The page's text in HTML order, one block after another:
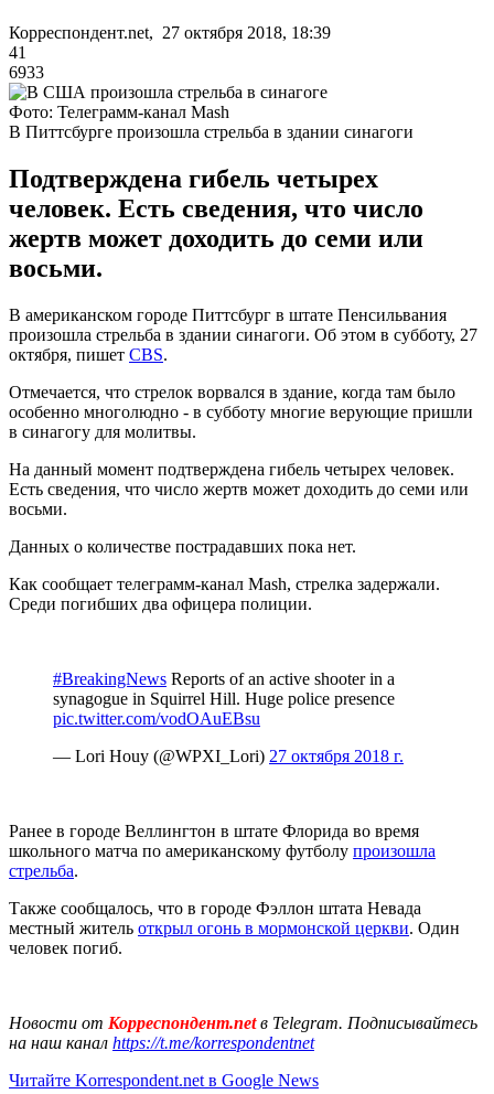
Корреспондент.net, 27 октября 2018, 18:39
41
6933
Фото: Телеграмм-канал Mash
В Питтсбурге произошла стрельба в здании синагоги
Подтверждена гибель четырех
человек. Есть сведения, что число
жертв может доходить до семи или
восьми.
В американском городе Питтсбург в штате Пенсильвания
произошла стрельба в здании синагоги. Об этом в субботу, 27
октября, пишет CBS.
Отмечается, что стрелок ворвался в здание, когда там было
особенно многолюдно - в субботу многие верующие пришли
в синагогу для молитвы.
На данный момент подтверждена гибель четырех человек.
Есть сведения, что число жертв может доходить до семи или
восьми.
Данных о количестве пострадавших пока нет.
Как сообщает телеграмм-канал Mash, стрелка задержали.
Среди погибших два офицера полиции.
#BreakingNews Reports of an active shooter in a
synagogue in Squirrel Hill. Huge police presence
pic.twitter.com/vodOAuEBsu
— Lori Houy (@WPXI_Lori) 27 октября 2018 г.
Ранее в городе Веллингтон в штате Флорида во время
школьного матча по американскому футболу произошла
стрельба.
Также сообщалось, что в городе Фэллон штата Невада
местный житель открыл огонь в мормонской церкви. Один
человек погиб.
Новости от Корреспондент.netв Telegram. Подписывайтесь
на наш канал https://t.me/korrespondentnet
Читайте Korrespondent.net в Google News